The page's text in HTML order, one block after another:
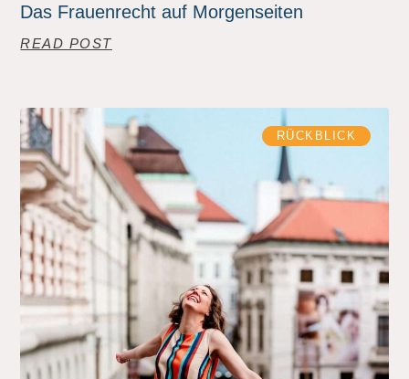
Das Frauenrecht auf Morgenseiten
READ POST
RÜCKBLICK